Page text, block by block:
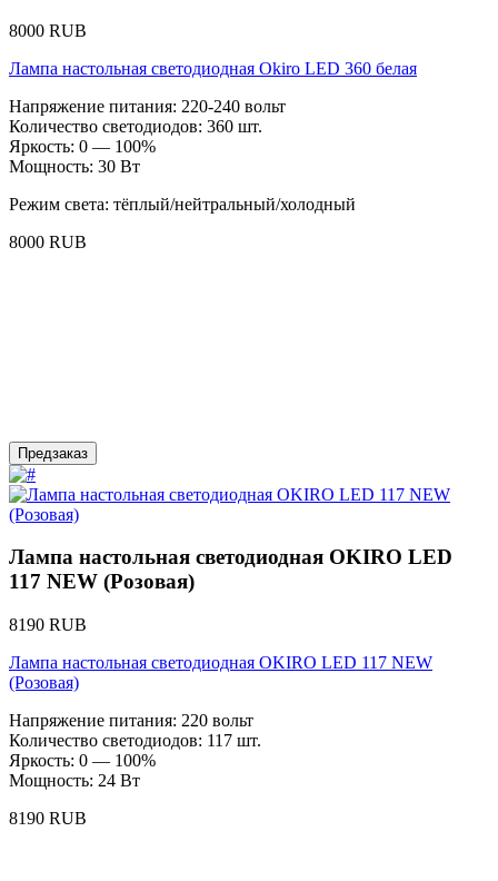
8000 RUB
Лампа настольная светодиодная Okiro LED 360 белая
Напряжение питания: 220-240 вольт
Количество светодиодов: 360 шт.
Яркость: 0 — 100%
Мощность: 30 Вт
Режим света: тёплый/нейтральный/холодный
8000 RUB
Предзаказ
Лампа настольная светодиодная OKIRO LED
117 NEW (Розовая)
8190 RUB
Лампа настольная светодиодная OKIRO LED 117 NEW
(Розовая)
Напряжение питания: 220 вольт
Количество светодиодов: 117 шт.
Яркость: 0 — 100%
Мощность: 24 Вт
8190 RUB